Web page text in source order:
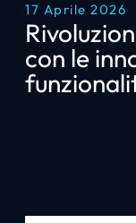
17 Aprile 2026
con le